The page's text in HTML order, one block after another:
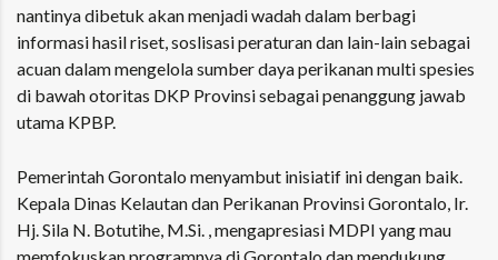
nantinya dibetuk akan menjadi wadah dalam berbagi
informasi hasil riset, soslisasi peraturan dan lain-lain sebagai
acuan dalam mengelola sumber daya perikanan multi spesies
di bawah otoritas DKP Provinsi sebagai penanggung jawab
utama KPBP.
Pemerintah Gorontalo menyambut inisiatif ini dengan baik.
Kepala Dinas Kelautan dan Perikanan Provinsi Gorontalo, Ir.
Hj. Sila N. Botutihe, M.Si. , mengapresiasi MDPI yang mau